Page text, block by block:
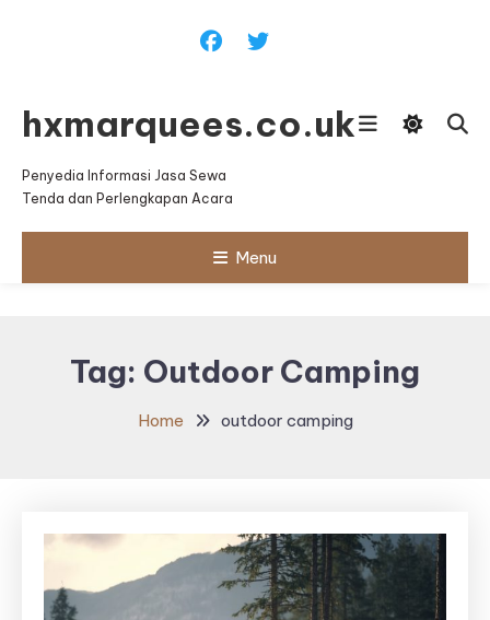
hxmarquees.co.uk
Penyedia Informasi Jasa Sewa
Tenda dan Perlengkapan Acara
Menu
Tag: Outdoor Camping
Home outdoor camping